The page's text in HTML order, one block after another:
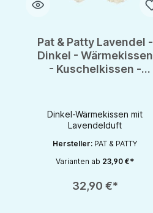
Pat & Patty Lavendel -
Dinkel - Wärmekissen
- Kuschelkissen -
Dinkel-Wärmekissen mit
Lavendelduft
Hersteller: PAT & PATTY
Varianten ab 23,90 €*
32,90 €*